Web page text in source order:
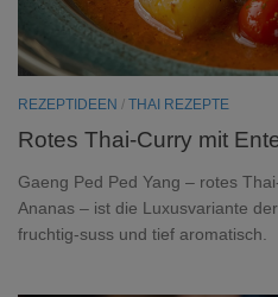
REZEPTIDEEN / THAI REZEPTE
Rotes Thai-Curry mit
Gaeng Ped Ped Yang – rotes
Ananas – ist die Luxusvariante
fruchtig-suss und tief aromatisch.